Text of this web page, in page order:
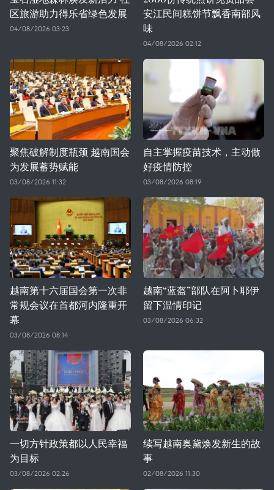
区旅游助力得乐省绿色发展
04/08/2026 03:23
安江民间糕饼节飘香南部风
味
04/08/2026 02:12
聚焦破解制度瓶颈 越南国会
为发展蓄势赋能
03/08/2026 11:32
自主掌握疫苗技术，主动做
好疫情防控
03/08/2026 08:19
越南第十六届国会第一次非
常规会议在首都河内隆重开
幕
03/08/2026 08:14
越南“蓝盔”部队在阿卜耶伊
留下温情印记
03/08/2026 06:32
一切方针政策都以人民幸福
为目标
03/08/2026 02:26
续写越南奥黛焕发新生的故
事
02/08/2026 11:30